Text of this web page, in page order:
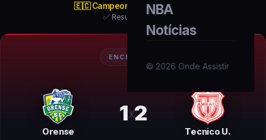
NBA
Notícias
© 2026 Onde Assistir
🇪🇨 Campeonato Equatoriano
✅ Resultado Final
ENCERRADO
Orense
1x2
Tecnico U.